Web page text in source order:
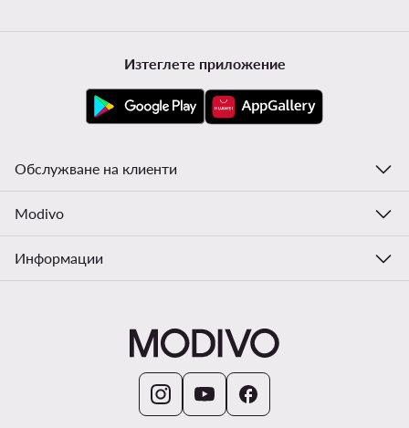
Изтеглете приложение
Обслужване на клиенти
Modivo
Информации